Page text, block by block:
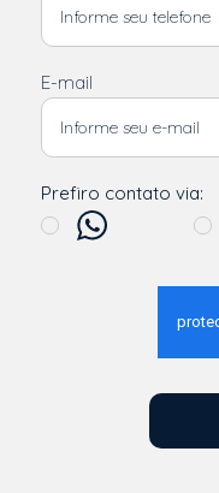
E-mail
Prefiro contato via: